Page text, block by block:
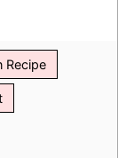
Recipe